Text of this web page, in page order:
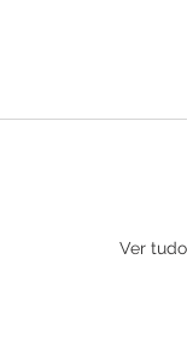
Ver tudo